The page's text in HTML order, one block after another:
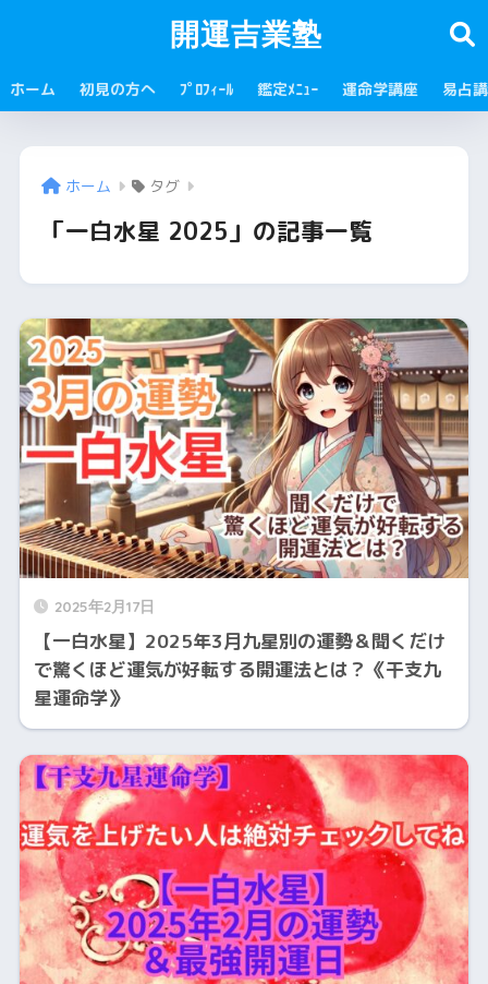
開運吉業塾
ホーム 初見の方へ ﾌﾟﾛﾌｨｰﾙ 鑑定ﾒﾆｭｰ 運命学講座 易占
ホーム タグ
「一白水星 2025」の記事一覧
2025年2月17日
【一白水星】2025年3月九星別の運勢＆聞くだけ
で驚くほど運気が好転する開運法とは？《干支九
星運命学》